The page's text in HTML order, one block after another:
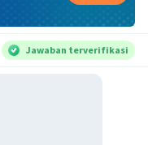
Jawaban terverifikasi